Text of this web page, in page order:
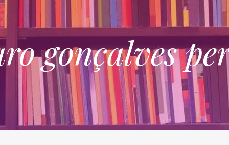
gonçalves